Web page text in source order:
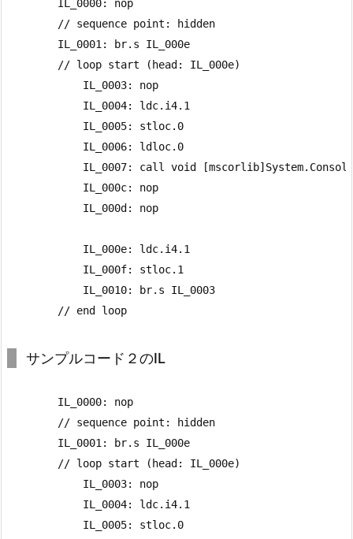
        IL_0000: nop
        // sequence point: hidden
        IL_0001: br.s IL_000e
        // loop start (head: IL_000e)
            IL_0003: nop
            IL_0004: ldc.i4.1
            IL_0005: stloc.0
            IL_0006: ldloc.0
IL_0007: call void
            IL_000c: nop
            IL_000d: nop
            IL_000e: ldc.i4.1
            IL_000f: stloc.1
            IL_0010: br.s IL_0003
        // end loop
サンプルコード２のIL
        IL_0000: nop
        // sequence point: hidden
        IL_0001: br.s IL_000e
        // loop start (head: IL_000e)
            IL_0003: nop
            IL_0004: ldc.i4.1
            IL_0005: stloc.0